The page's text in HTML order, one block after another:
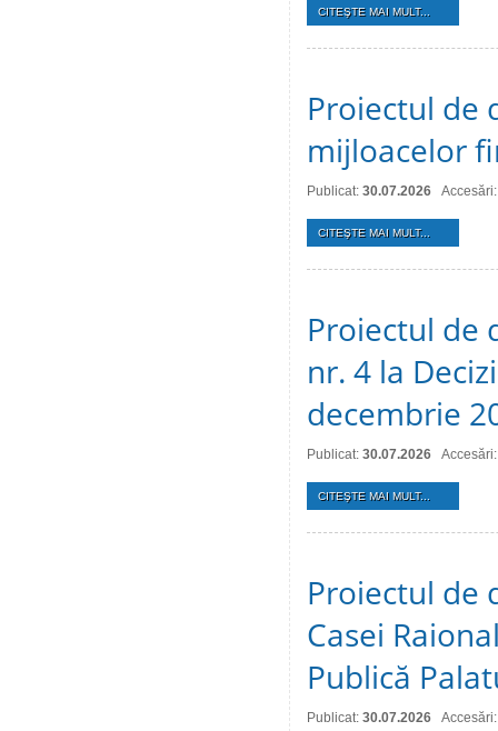
CITEŞTE MAI MULT...
Proiectul de
mijloacelor
Publicat: 30.07.2026
CITEŞTE MAI MULT...
Proiectul de
nr. 4 la
decembrie
Publicat: 30.07.2026
CITEŞTE MAI MULT...
Proiectul de
Casei
Publică
Publicat: 30.07.2026